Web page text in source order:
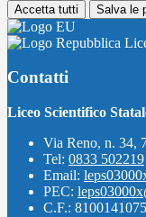
Accetta tutti Salva le
Contatti
Liceo Scientifico
Via Reno, n. 34,
Tel: 0833 502219
Email:
PEC:
C.F.: